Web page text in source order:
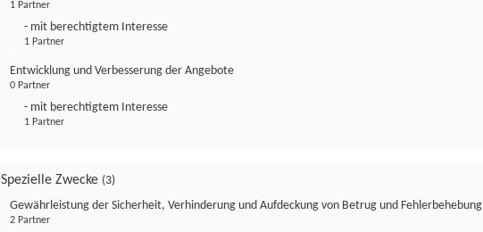
1 Partner
- mit berechtigtem Interesse
1 Partner
Entwicklung und Verbesserung der Angebote
0 Partner
- mit berechtigtem Interesse
1 Partner
Spezielle Zwecke (3)
Gewährleistung der Sicherheit, Verhinderung und Aufdeckung von Betrug und Fehlerbehebung
2 Partner